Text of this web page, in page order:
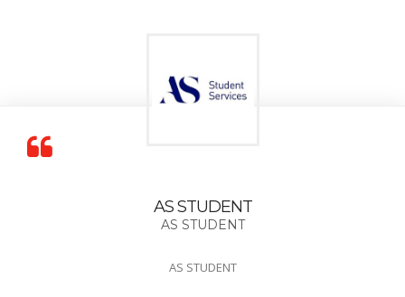
AS STUDENT
AS STUDENT
AS STUDENT